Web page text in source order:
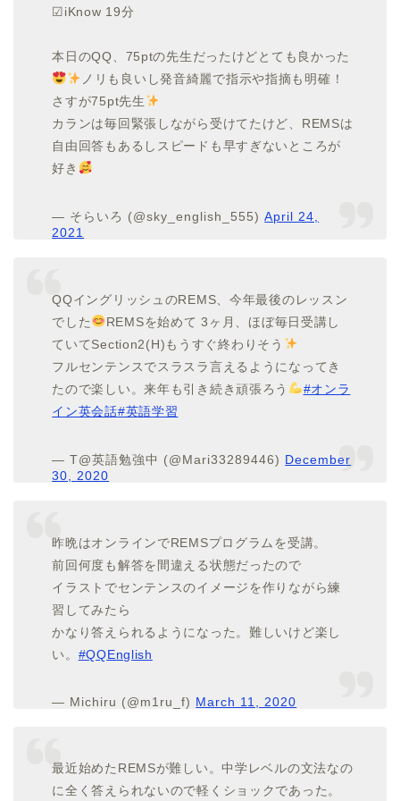
☑︎iKnow 19分
本日のQQ、75ptの先生だったけどとても良かった
ノリも良いし発音綺麗で指示や指摘も明確！
さすが75pt先生
カランは毎回緊張しながら受けてたけど、REMSは
自由回答もあるしスピードも早すぎないところが
好き
— そらいろ (@sky_english_555)April 24,
2021
QQイングリッシュのREMS、今年最後のレッスン
でした
REMSを始めて 3ヶ月、ほぼ毎日受講し
ていてSection2(H)もうすぐ終わりそう
フルセンテンスでスラスラ言えるようになってき
たので楽しい。来年も引き続き頑張ろう
#オンラ
イン英会話#英語学習
— T@英語勉強中 (@Mari33289446) December
30, 2020
昨晩はオンラインでREMSプログラムを受講。
前回何度も解答を間違える状態だったので
イラストでセンテンスのイメージを作りながら練
習してみたら
かなり答えられるようになった。難しいけど楽し
い。 #QQEnglish
— Michiru (@m1ru_f) March 11, 2020
最近始めたREMSが難しい。中学レベルの文法なの
に全く答えられないので軽くショックであった。